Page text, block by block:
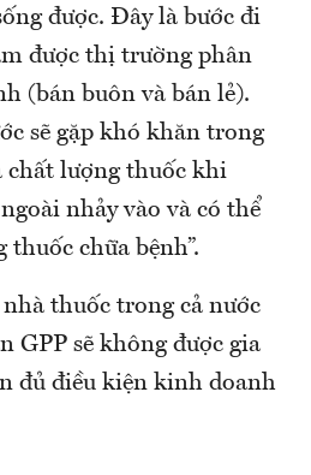
được. Đây là bước đi
được thị trường phân
(bán buôn và bán lẻ).
sẽ gặp khó khăn trong
chất lượng thuốc khi
nhảy vào và có thể
chữa bệnh”.
thuốc trong cả nước
GPP sẽ không được gia
đủ điều kiện kinh doanh